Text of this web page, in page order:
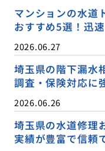
マンションの水道
おすすめ5選！迅
2026.06.27
埼玉県の階下漏水
調査・保険対応に
2026.06.26
埼玉県の水道修理
実績が豊富で信頼